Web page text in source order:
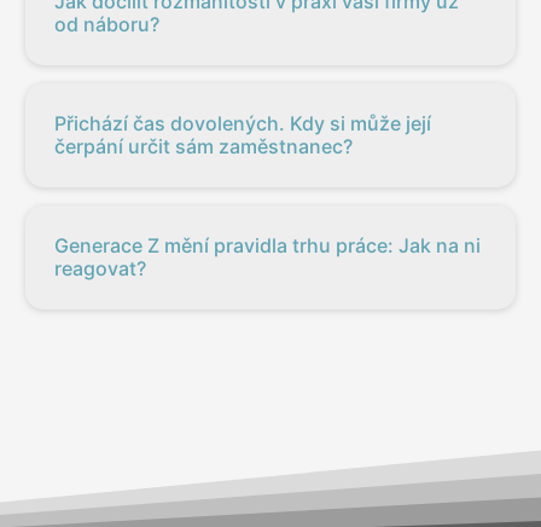
od náboru?
Přichází čas dovolených. Kdy si může její
čerpání určit sám zaměstnanec?
Generace Z mění pravidla trhu práce: Jak na ni
reagovat?